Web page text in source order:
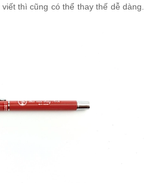
thì cũng có thể thay thế dễ dàng.